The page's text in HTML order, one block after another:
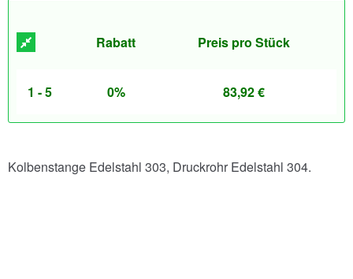
Rabatt Preis pro Stück
1 - 5 0% 83,92€
Kolbenstange Edelstahl 303, Druckrohr Edelstahl 304.